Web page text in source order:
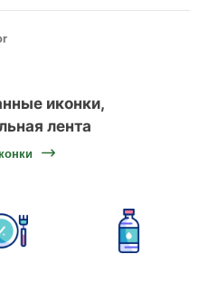
иконки,
лента